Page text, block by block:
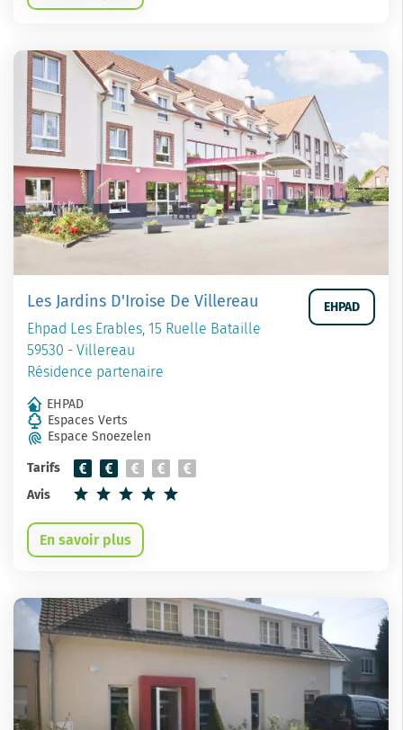
Les Jardins D'Iroise De Villereau
Ehpad Les Erables, 15 Ruelle Bataille
59530 - Villereau
Résidence partenaire
EHPAD
EHPAD
Espaces Verts
Espace Snoezelen
Tarifs
Avis
En savoir plus